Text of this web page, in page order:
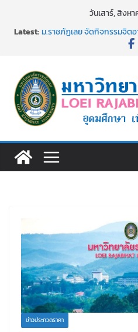
วันเสาร์, สิงห
Latest:ม.ราชภัฏเลย จัดกิจกรรมจิต
เงินรายได้
ม.ราชภัฏเลย จัดมหกรรมวิชา
นักเรียนมัธยมปลายค้นหาสาข
อธิการบดี มรภ.เลย ร่วมประ
ประจำปีงบประมาณ พ.ศ.
๑,๙๗๒ ชุด โดยวิธีเฉพาะเจาะจง
ข่าวประกวดราคา